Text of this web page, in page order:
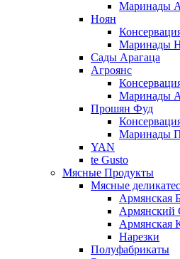
Маринады
Ноян
Маринады
Сады Арагаца
Агроянс
Маринады
Прошян Фуд
Маринады
YAN
te Gusto
Мясные Продукты
Мясные
Армянская
Армянский
Армянская
Нарезки
Полуфабрикаты